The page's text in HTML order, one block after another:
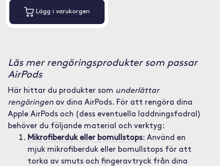
Lägg i varukorgen
Läs mer rengöringsprodukter som passar
AirPods
Här hittar du produkter som underlättar
rengöringenav dina AirPods. För att rengöra dina
Apple AirPods och (dess eventuella laddningsfodral)
behöver du följande material och verktyg:
Mikrofiberduk eller bomullstops: Använd en
mjuk mikrofiberduk eller bomullstops för att
torka av smuts och fingeravtryck från dina